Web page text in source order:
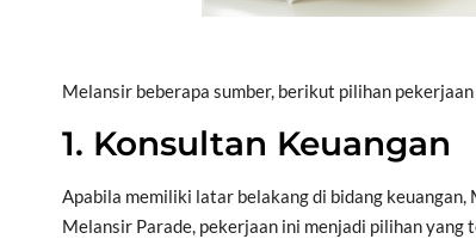
Melansir beberapa sumber, berikut pilihan
1. Konsultan Keuangan
Apabila memiliki latar belakang di bidang
Melansir Parade, pekerjaan ini menjadi pilihan